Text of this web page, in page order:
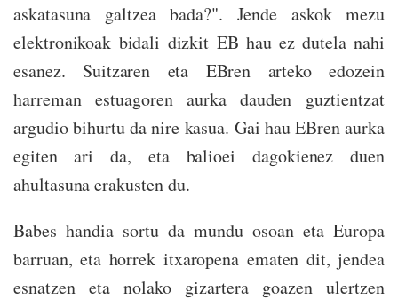
askatasuna galtzea bada?". Jende askok mezu
elektronikoak bidali dizkit EB hau ez dutela nahi
esanez. Suitzaren eta EBren arteko edozein
harreman estuagoren aurka dauden guztientzat
argudio bihurtu da nire kasua. Gai hau EBren aurka
egiten ari da, eta balioei dagokienez duen
ahultasuna erakusten du.
Babes handia sortu da mundu osoan eta Europa
barruan, eta horrek itxaropena ematen dit, jendea
esnatzen eta nolako gizartera goazen ulertzen